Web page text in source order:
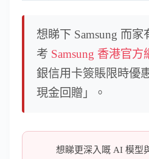
想睇下 Samsung 而
考 Samsung 香港官方
銀信用卡簽賬限時優
現金回贈」。
想睇更深入嘅 AI 模型